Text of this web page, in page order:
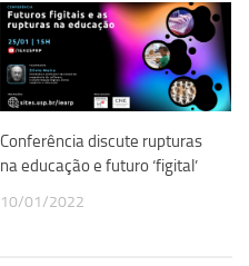
Conferência discute rupturas
na educação e futuro ‘figital’
10/01/2022